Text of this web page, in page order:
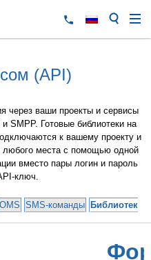
(API)
через ваши проекты и сервисы
SMPP. Готовые библиотеки на
к вашему проекту и
любого места с помощью одной
вместо пары логин и пароль
ключ.
OMS SMS-команды Библиотеки